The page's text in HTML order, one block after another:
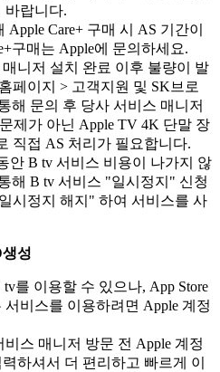
바랍니다.
Care+ 구매 시 AS 기간이
구매는 Apple에 문의하세요.
니저 설치 완료 이후 불량이 발
페이지 > 고객지원 및 SK브로
해 문의 후 당사 서비스 매니저
제가 아닌 Apple TV 4K 단말 장
직접 AS 처리가 필요합니다.
안 B tv 서비스 비용이 나가지 않
해 B tv 서비스 "일시정지" 신청
시정지 해지" 하여 서비스를 사
성
를 이용할 수 있으나, App Store
비스를 이용하려면 Apple 계정
스 매니저 방문 전 Apple 계정
하셔서 더 편리하고 빠르게 이